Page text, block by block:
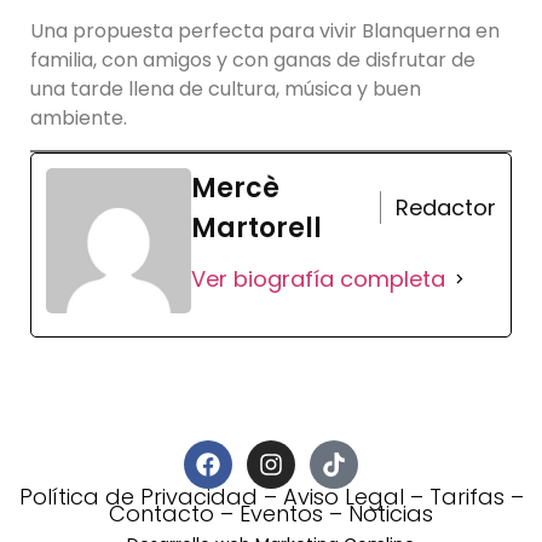
Una propuesta perfecta para vivir Blanquerna en
familia, con amigos y con ganas de disfrutar de
una tarde llena de cultura, música y buen
ambiente.
Mercè
Martorell
Redactor
Ver biografía completa
Política de Privacidad–Aviso Legal – Tarifas –
Contacto–Eventos–Noticias